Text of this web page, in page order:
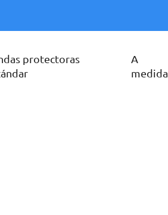
protectoras
A
medida